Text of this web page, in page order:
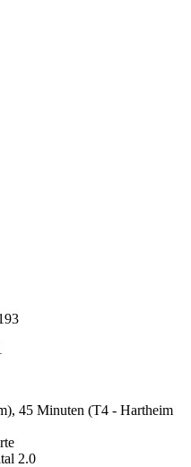
45 Minuten (T4 - Hartheim
2.0